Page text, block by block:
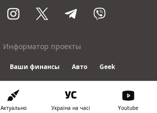
Информатор проекты
Ваши финансы Авто Geek
© 2016-2026 Informator
Актуально Україна на часі Youtube